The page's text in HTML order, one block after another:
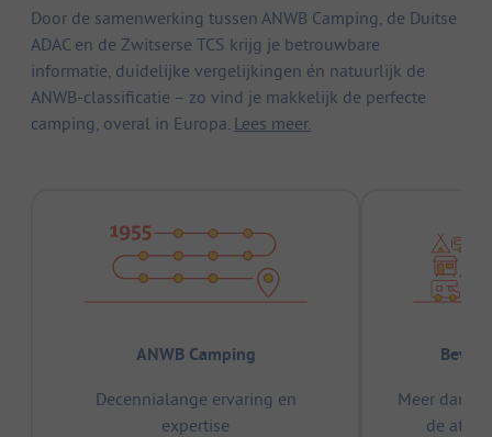
Door de samenwerking tussen ANWB Camping, de Duitse
ADAC en de Zwitserse TCS krijg je betrouwbare
informatie, duidelijke vergelijkingen én natuurlijk de
ANWB-classificatie – zo vind je makkelijk de perfecte
camping, overal in Europa. Lees meer.
ANWB Camping
Decennialange ervaring en
expertise
Meer dan
de